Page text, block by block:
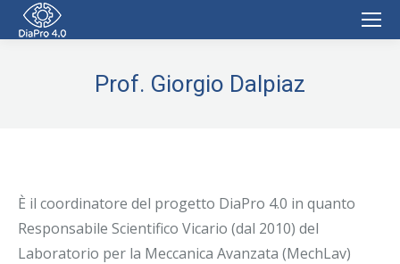
Prof. Giorgio Dalpiaz
È il coordinatore del progetto DiaPro 4.0 in quanto
Responsabile Scientifico Vicario (dal 2010) del
Laboratorio per la Meccanica Avanzata (MechLav)